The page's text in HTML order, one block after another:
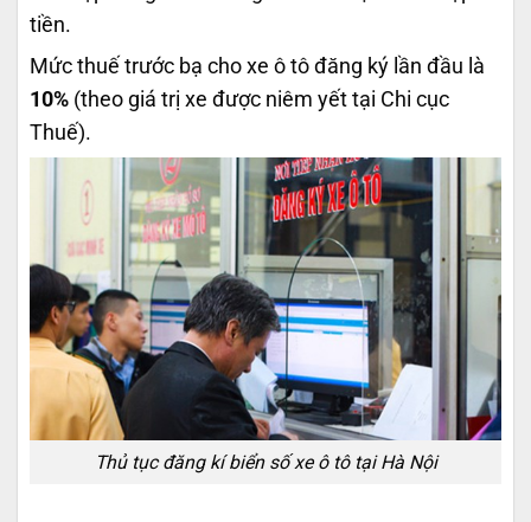
tiền.
Mức thuế trước bạ cho xe ô tô đăng ký lần đầu là
10% (theo giá trị xe được niêm yết tại Chi cục
Thuế).
Thủ tục đăng kí biển số xe ô tô tại Hà Nội